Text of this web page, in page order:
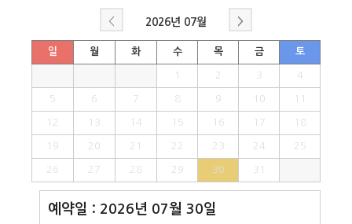
< 2026년 07월 >
일 월 화 수 목 금 토
1 2 3 4
5 6 7 8 9 10 11
12 13 14 15 16 17 18
19 20 21 22 23 24 25
26 27 28 29 30 31
예약일 : 2026년 07월 30일